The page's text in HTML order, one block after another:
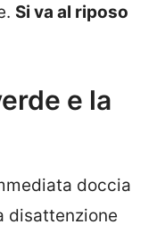
Si va al riposo
e la
doccia
disattenzione